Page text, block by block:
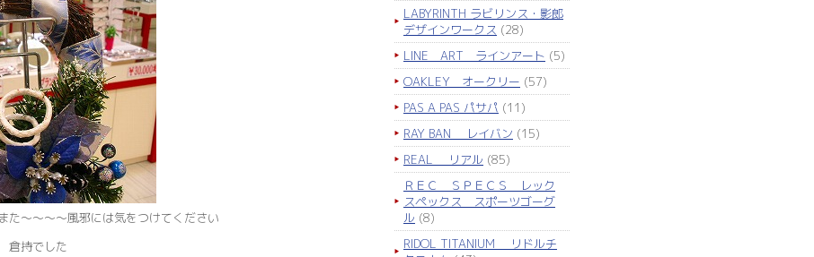
た～～～～風邪には気をつけてください
持でした
LABYRINTH ラビリンス・影郎
デザインワークス (28)
LINE ART ラインアート (5)
OAKLEY オークリー (57)
PAS A PAS パサパ (11)
RAY BAN レイバン (15)
REAL リアル (85)
ＲＥＣ ＳＰＥＣＳ レック
スペックス スポーツゴーグ
ル (8)
RIDOL TITANIUM リドルチ